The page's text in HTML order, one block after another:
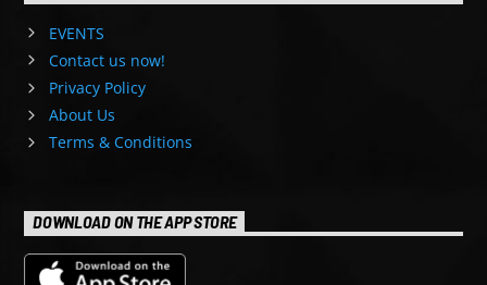
EVENTS
Contact us now!
Privacy Policy
About Us
Terms & Conditions
DOWNLOAD ON THE APP STORE